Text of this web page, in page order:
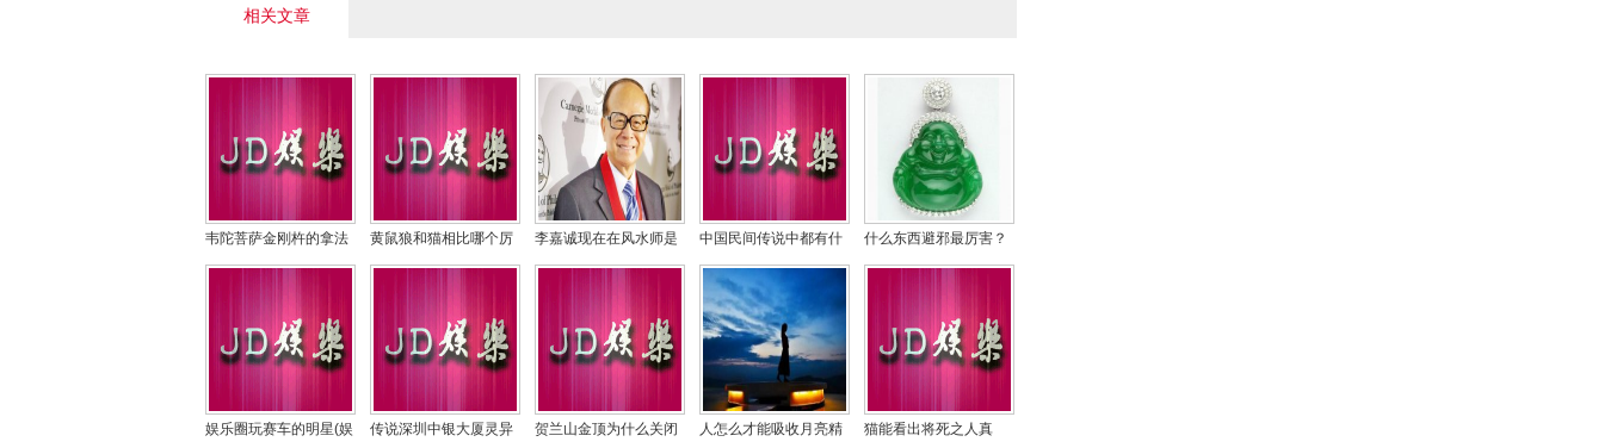
相关文章
韦陀菩萨金刚杵的拿法
是怎样的，他和关公怎
黄鼠狼和猫相比哪个厉
害，传说黄鼠狼怕鹅的
李嘉诚现在在风水师是
谁？李嘉诚祖坟风水卫
中国民间传说中都有什
么鬼，怨气最大的鬼有
哪些？
什么东西避邪最厉害？
女人用什么东西辟邪最
娱乐圈玩赛车的明星(娱
传说深圳中银大厦灵异
贺兰山金顶为什么关闭
人怎么才能吸收月亮精
猫能看出将死之人真